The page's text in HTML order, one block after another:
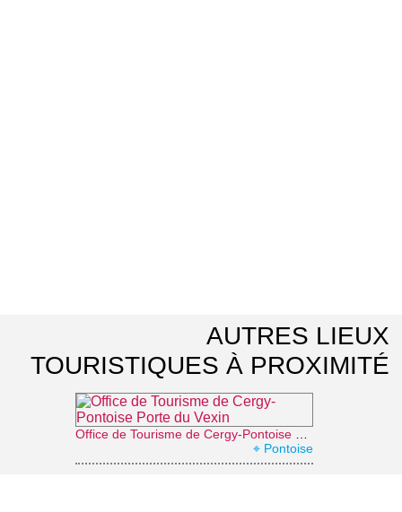
AUTRES LIEUX
TOURISTIQUES À PROXIMITÉ
⌖ Pontoise